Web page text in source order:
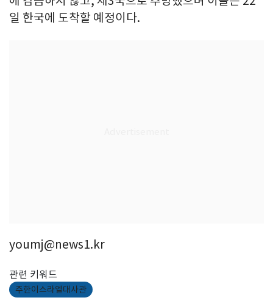
일 한국에 도착할 예정이다.
youmj@news1.kr
관련 키워드
주한이스라엘대사관